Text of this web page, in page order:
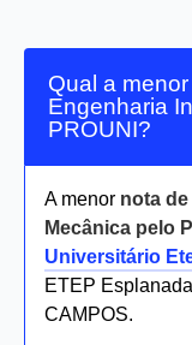
Qual a
Engenharia
PROUNI?
A menor nota
Mecânica pelo
Universitário
ETEP
CAMPOS.